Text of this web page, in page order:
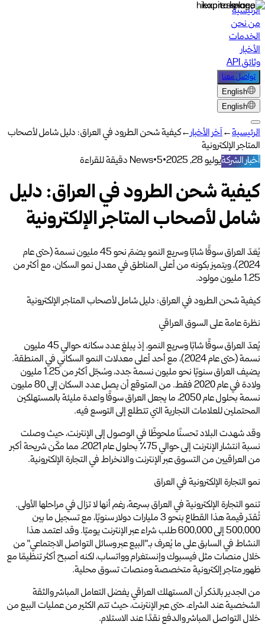
الرئيسية
من نحن
الخدمات
الأخبار
وثائق API
تواصل معنا
English
English
الرئيسية←آخر الأخبار←كيفية شحن الطرود في العراق: دليل شامل لأصحاب
المتاجر الإلكترونية
أخبار الشركةيوليو 28, 2025 •
News•5 دقيقة للقراءة
كيفية شحن الطرود في العراق: دليل
شامل لأصحاب المتاجر الإلكترونية
يُعَدّ العراق سوقًا شابًا وسريع النمو يضمّ نحو 45 مليون نسمة (حتى عام
2024)، ويتميز بكونه من أعلى المناطق في معدل نمو السكان، مع أكثر من
1.25 مليون مولود.
كيفية شحن الطرود في العراق: دليل شامل لأصحاب المتاجر الإلكترونية
نظرة عامة على السوق العراقي
يُعدّ العراق سوقًا شابًا وسريع النمو، إذ يبلغ عدد سكانه حوالي 45 مليون
نسمة (حتى عام 2024)، مع أحد أعلى معدلات النمو السكاني في المنطقة.
يضيف العراق سنويًا نحو مليون نسمة جدد، وسُجّل أكثر من 1.25 مليون
ولادة في عام 2020 فقط. من المتوقع أن يصل عدد السكان إلى 80 مليون
نسمة بحلول عام 2050، ما يجعل العراق سوقًا واعدة مليئة بالمستهلكين
المحتملين للعلامات التجارية التي تتطلع إلى التوسع فيه.
وقد شهدت البلاد تحسنًا ملحوظًا في الوصول إلى الإنترنت، حيث وصلت
نسبة انتشار الإنترنت إلى حوالي 75٪ بحلول عام 2021، مما مكّن شريحة أكبر
من العراقيين من التسوق عبر الإنترنت والانخراط في التجارة الإلكترونية.
نمو التجارة الإلكترونية في العراق
تنمو التجارة الإلكترونية في العراق بسرعة، رغم أنها لا تزال في مراحلها الأولى.
تُقدّر قيمة هذا القطاع بنحو 3 مليارات دولار سنويًا، مع تسجيل ما بين
500,000 إلى 600,000 طلب شراء عبر الإنترنت يوميًا. وقد اعتمد هذا
النشاط في السابق على ما يُعرف بـ"البيع عبر وسائل التواصل الاجتماعي" من
خلال منصات مثل فيسبوك وإنستغرام وواتساب، لكنه أصبح أكثر تنظيمًا مع
ظهور متاجر إلكترونية متخصصة ومنصات تسوق محلية.
من الجدير بالذكر أن المستهلك العراقي يفضل التعامل المباشر والثقة
الشخصية عند الشراء، حتى عبر الإنترنت، حيث تتم الكثير من عمليات البيع من
خلال التواصل المباشر والدفع نقدًا عند الاستلام.